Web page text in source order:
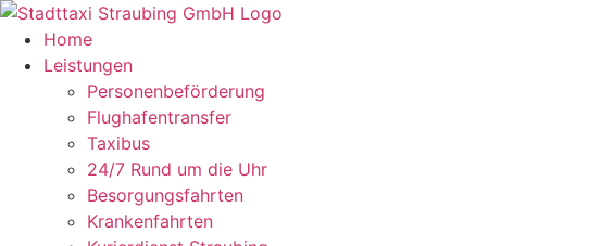
Zum
Inhalt
springen
Home
Leistungen
Personenbeförderung
Flughafentransfer
Taxibus
24/7 Rund um die Uhr
Besorgungsfahrten
Krankenfahrten